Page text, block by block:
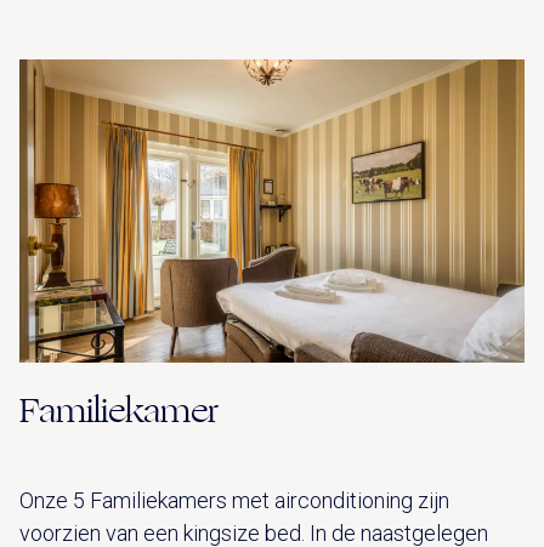
Familiekamer
Onze 5 Familiekamers met airconditioning zijn
voorzien van een kingsize bed. In de naastgelegen